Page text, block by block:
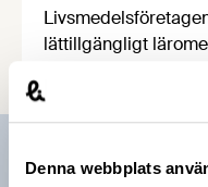
Denna webbplats
lättillgängligt
avsnitten har
lärarhåll. Nu släpps
gluten och laktos,
Prenumerera